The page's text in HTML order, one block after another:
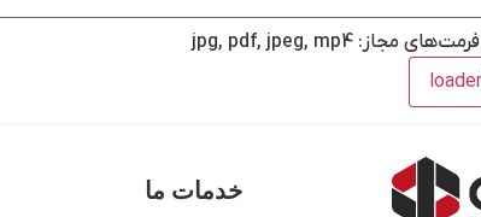
فرمت‌های مجاز: jpg, pdf, jpeg, mp4
خدمات ما